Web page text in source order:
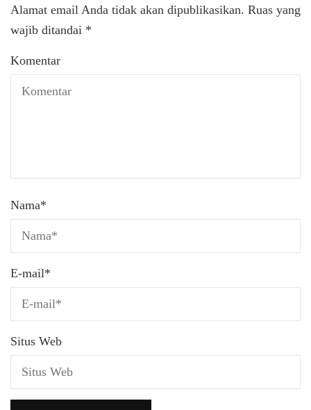
Alamat email Anda tidak akan dipublikasikan. Ruas yang
wajib ditandai *
Komentar
Nama*
E-mail*
Situs Web